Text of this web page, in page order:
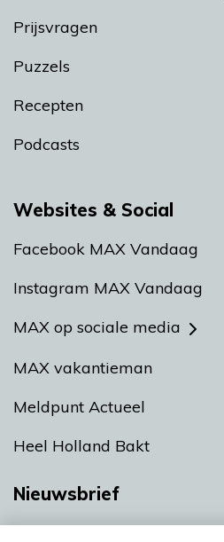
Prijsvragen
Puzzels
Recepten
Podcasts
Websites & Social
Facebook MAX Vandaag
Instagram MAX Vandaag
MAX op sociale media
MAX vakantieman
Meldpunt Actueel
Heel Holland Bakt
Nieuwsbrief